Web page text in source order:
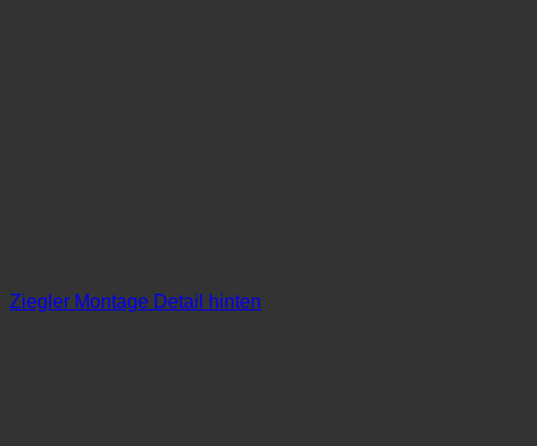
Ziegler Montage Detail hinten